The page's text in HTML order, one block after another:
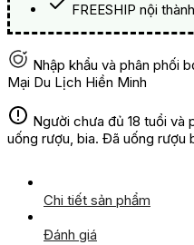
FREESHIP nội
Nhập khẩu và phân phối
Mại Du Lịch Hiền Minh
Người chưa đủ 18 tuổi và
uống rượu, bia. Đã uống rượu
Chi tiết sản phẩm
Đánh giá